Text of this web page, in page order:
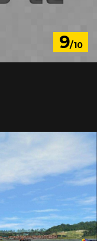
9/10